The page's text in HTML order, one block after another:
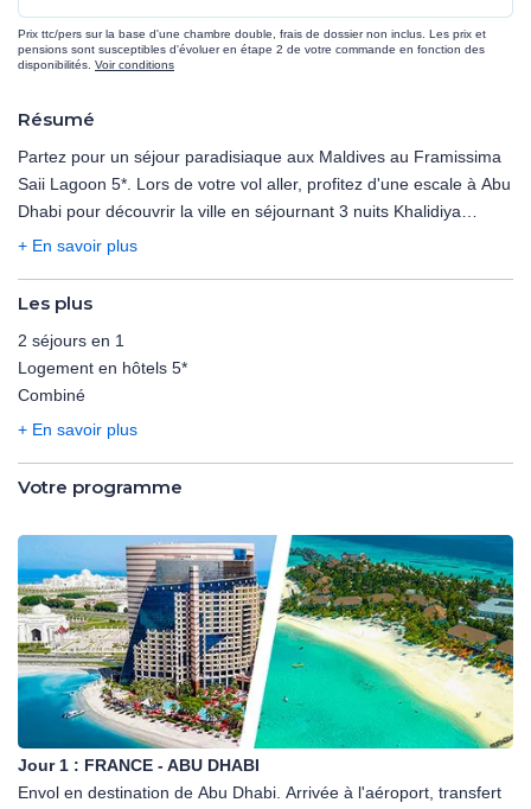
Prix ttc/pers sur la base d'une chambre double, frais de dossier non inclus. Les prix et
pensions sont susceptibles d'évoluer en étape 2 de votre commande en fonction des
disponibilités. Voir conditions
Résumé
Partez pour un séjour paradisiaque aux Maldives au Framissima
Saii Lagoon 5*. Lors de votre vol aller, profitez d'une escale à Abu
Dhabi pour découvrir la ville en séjournant 3 nuits Khalidiya
Palace Rayhaan by Rotana 5*. Découvrez 2 destinations en 1
+ En savoir plus
Les plus
2 séjours en 1
Logement en hôtels 5*
Combiné
+ En savoir plus
Votre programme
Jour 1 : FRANCE - ABU DHABI
Envol en destination de Abu Dhabi. Arrivée à l'aéroport, transfert